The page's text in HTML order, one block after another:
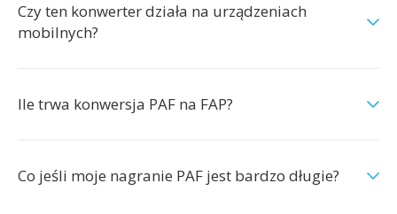
Czy ten konwerter działa na urządzeniach
mobilnych?
Ile trwa konwersja PAF na FAP?
Co jeśli moje nagranie PAF jest bardzo długie?